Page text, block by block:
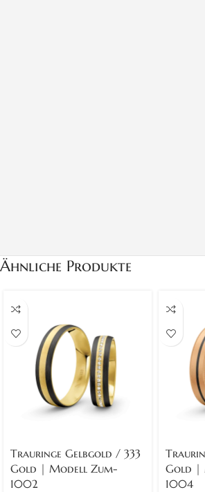
Ähnliche Produkte
Trauringe Gelbgold / 333
Gold | Modell Zum-
1002
Gold |
1004